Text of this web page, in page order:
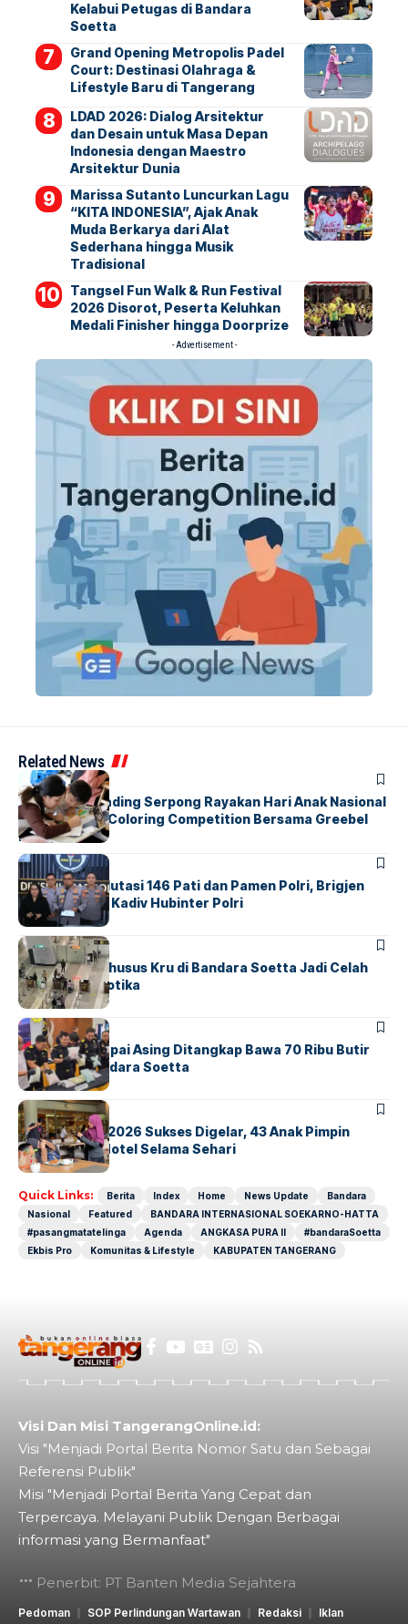
Kelabui Petugas di Bandara
Soetta
Grand Opening Metropolis Padel
Court: Destinasi Olahraga &
Lifestyle Baru di Tangerang
LDAD 2026: Dialog Arsitektur
dan Desain untuk Masa Depan
Indonesia dengan Maestro
Arsitektur Dunia
Marissa Sutanto Luncurkan Lagu
“KITA INDONESIA”, Ajak Anak
Muda Berkarya dari Alat
Sederhana hingga Musik
Tradisional
Tangsel Fun Walk & Run Festival
2026 Disorot, Peserta Keluhkan
Medali Finisher hingga Doorprize
- Advertisement -
Related News
BERITAINDEX
Atria Hotel Gading Serpong Rayakan Hari Anak Nasional
Lewat Family Coloring Competition Bersama Greebel
Indonesia
BERITA
Mabes Polri Mutasi 146 Pati dan Pamen Polri, Brigjen
Untung Jabat Kadiv Hubinter Polri
BANDARABERITA
Ketika Jalur Khusus Kru di Bandara Soetta Jadi Celah
Sindikat Narkotika
BANDARA BERITA
Kopilot Maskapai Asing Ditangkap Bawa 70 Ribu Butir
Ekstasi di Bandara Soetta
BERITAINDEX
GM For A Day 2026 Sukses Digelar, 43 Anak Pimpin
Operasional Hotel Selama Sehari
Quick Links: Berita Index Home News Update
Bandara
Nasional
Featured
BANDARA INTERNASIONAL SOEKARNO-HATTA
#pasangmatatelinga
Agenda ANGKASA PURA II
#bandaraSoetta
Ekbis Pro
Komunitas & Lifestyle KABUPATEN TANGERANG
Visi Dan Misi TangerangOnline.id:
Visi "Menjadi Portal Berita Nomor Satu dan Sebagai
Referensi Publik"
Misi "Menjadi Portal Berita Yang Cepat dan
Terpercaya. Melayani Publik Dengan Berbagai
informasi yang Bermanfaat"
Penerbit: PT Banten Media Sejahtera
Pedoman SOP Perlindungan Wartawan Redaksi Iklan